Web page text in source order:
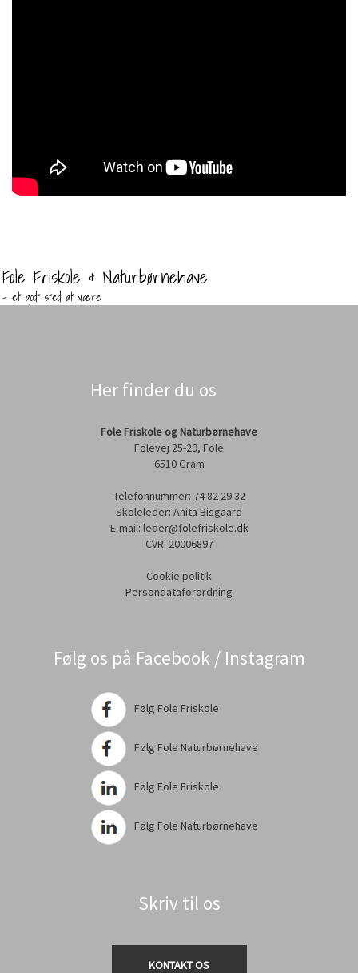
Fole Friskole & Naturbørnehave
- et godt sted at være
Her finder du os
Fole Friskole og Naturbørnehave
Folevej 25-29, Fole
6510 Gram
Telefonnummer: 74 82 29 32
Skoleleder: Anita Bisgaard
E-mail: leder@folefriskole.dk
CVR: 20006897
Cookie politik
Persondataforordning
Følg os på Facebook / Instagram
Følg Fole Friskole
Følg Fole Naturbørnehave
Følg Fole Friskole
Følg Fole Naturbørnehave
Skriv til os
KONTAKT OS